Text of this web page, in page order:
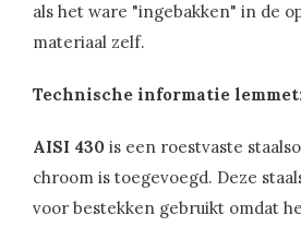
als het ware "ingebakken" in de
materiaal zelf.
Technische informatie lemmet:
AISI 430 is een roestvaste
chroom is toegevoegd. Deze
voor bestekken gebruikt omdat